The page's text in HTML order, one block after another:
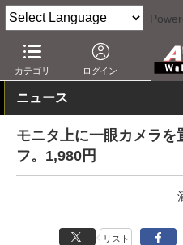
カテゴリ ログイン
AV Watch 製品 AV周辺機器
ニュース
モニタ上に一眼カメラ
フ。1,980円
リスト